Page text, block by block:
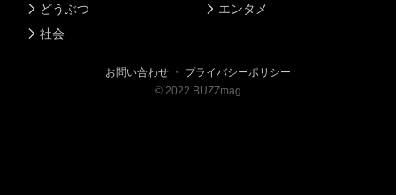
どうぶつ
社会
エンタメ
お問い合わせ ・ プライバシーポリシー
© 2022 BUZZmag